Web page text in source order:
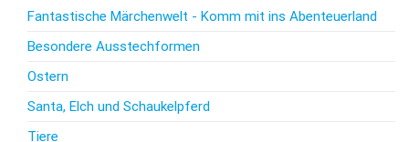
Fantastische Märchenwelt - Komm mit ins Abenteuerland
Besondere Ausstechformen
Ostern
Santa, Elch und Schaukelpferd
Tiere